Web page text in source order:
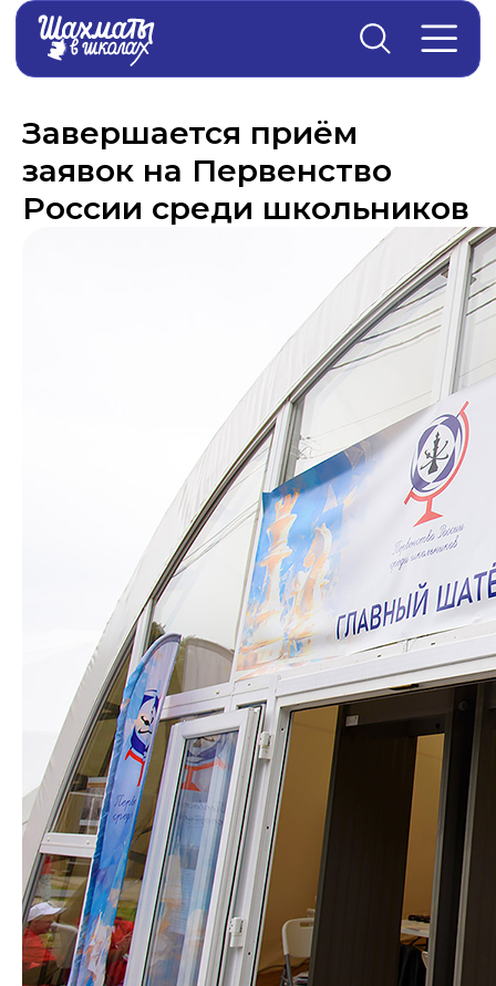
Завершается приём
заявок на Первенство
России среди школьников